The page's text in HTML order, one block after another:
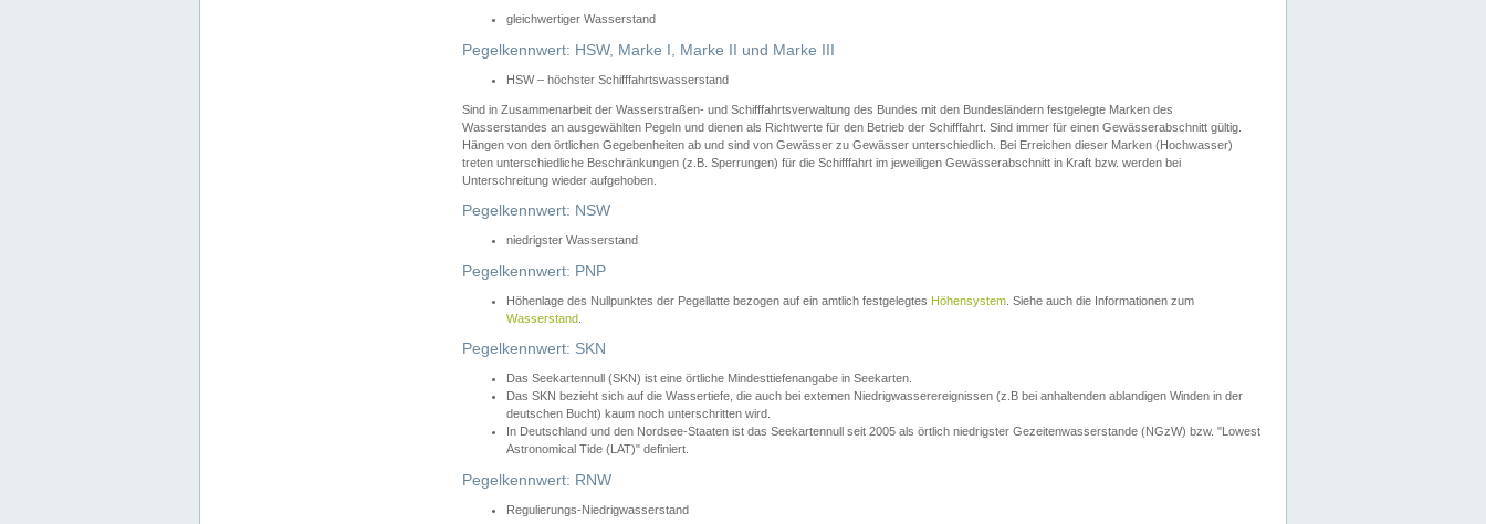
gleichwertiger Wasserstand
Pegelkennwert: HSW, Marke I, Marke II und Marke III
HSW – höchster Schifffahrtswasserstand
Sind in Zusammenarbeit der Wasserstraßen- und Schifffahrtsverwaltung des Bundes mit den Bundesländern festgelegte Marken des
Wasserstandes an ausgewählten Pegeln und dienen als Richtwerte für den Betrieb der Schifffahrt. Sind immer für einen Gewässerabschnitt gültig.
Hängen von den örtlichen Gegebenheiten ab und sind von Gewässer zu Gewässer unterschiedlich. Bei Erreichen dieser Marken (Hochwasser)
treten unterschiedliche Beschränkungen (z.B. Sperrungen) für die Schifffahrt im jeweiligen Gewässerabschnitt in Kraft bzw. werden bei
Unterschreitung wieder aufgehoben.
Pegelkennwert: NSW
niedrigster Wasserstand
Pegelkennwert: PNP
Höhenlage des Nullpunktes der Pegellatte bezogen auf ein amtlich festgelegtes Höhensystem . Siehe auch die Informationen zum
Wasserstand
Pegelkennwert: SKN
Das Seekartennull (SKN) ist eine örtliche Mindesttiefenangabe in Seekarten.
Das SKN bezieht sich auf die Wassertiefe, die auch bei extemen Niedrigwasserereignissen (z.B bei anhaltenden ablandigen Winden in der
deutschen Bucht) kaum noch unterschritten wird.
In Deutschland und den Nordsee-Staaten ist das Seekartennull seit 2005 als örtlich niedrigster Gezeitenwasserstande (NGzW) bzw. "Lowest
Astronomical Tide (LAT)" definiert.
Pegelkennwert: RNW
Regulierungs-Niedrigwasserstand